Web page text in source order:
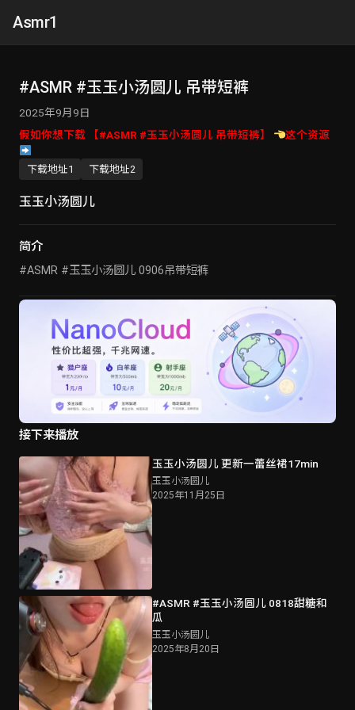
Asmr1
#ASMR #玉玉小汤圆儿 吊带短裤
2025年9月9日
假如你想下载 【#ASMR #玉玉小汤圆儿 吊带短裤】
这个资源
下载地址1 下载地址2
玉玉小汤圆儿
简介
#ASMR #玉玉小汤圆儿 0906吊带短裤
接下来播放
玉玉小汤圆儿 更新一蕾丝裙17min
玉玉小汤圆儿
2025年11月25日
#ASMR #玉玉小汤圆儿 0818甜糖和
瓜
玉玉小汤圆儿
2025年8月20日